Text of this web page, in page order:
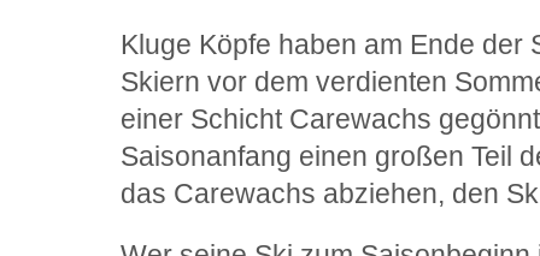
Kluge Köpfe haben am Ende
Skiern vor dem verdienten
einer Schicht Carewachs
Saisonanfang einen großen Teil
das Carewachs abziehen, den